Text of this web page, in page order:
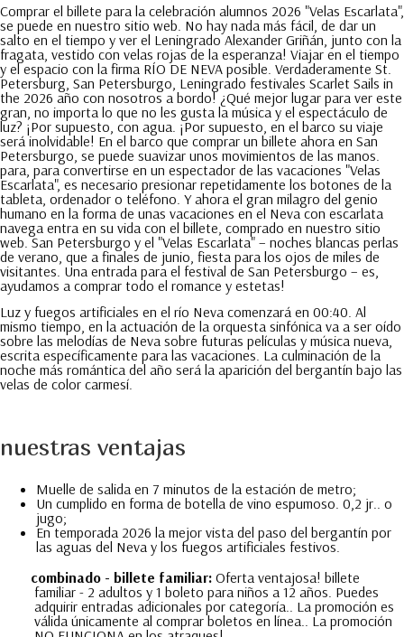
Comprar el billete para la celebración alumnos 2026 "Velas Escarlata",
se puede en nuestro sitio web. No hay nada más fácil, de dar un
salto en el tiempo y ver el Leningrado Alexander Griñán, junto con la
fragata, vestido con velas rojas de la esperanza! Viajar en el tiempo
y el espacio con la firma RÍO DE NEVA posible. Verdaderamente St.
Petersburg, San Petersburgo, Leningrado festivales Scarlet Sails in
the 2026 año con nosotros a bordo! ¿Qué mejor lugar para ver este
gran, no importa lo que no les gusta la música y el espectáculo de
luz? ¡Por supuesto, con agua. ¡Por supuesto, en el barco su viaje
será inolvidable! En el barco que comprar un billete ahora en San
Petersburgo, se puede suavizar unos movimientos de las manos.
para, para convertirse en un espectador de las vacaciones "Velas
Escarlata", es necesario presionar repetidamente los botones de la
tableta, ordenador o teléfono. Y ahora el gran milagro del genio
humano en la forma de unas vacaciones en el Neva con escarlata
navega entra en su vida con el billete, comprado en nuestro sitio
web. San Petersburgo y el "Velas Escarlata" – noches blancas perlas
de verano, que a finales de junio, fiesta para los ojos de miles de
visitantes. Una entrada para el festival de San Petersburgo – es,
ayudamos a comprar todo el romance y estetas!
Luz y fuegos artificiales en el río Neva comenzará en 00:40. Al
mismo tiempo, en la actuación de la orquesta sinfónica va a ser oído
sobre las melodías de Neva sobre futuras películas y música nueva,
escrita específicamente para las vacaciones. La culminación de la
noche más romántica del año será la aparición del bergantín bajo las
velas de color carmesí.
nuestras ventajas
Muelle de salida en 7 minutos de la estación de metro;
Un cumplido en forma de botella de vino espumoso. 0,2 jr.. o
jugo;
En temporada 2026 la mejor vista del paso del bergantín por
las aguas del Neva y los fuegos artificiales festivos.
combinado - billete familiar: Oferta ventajosa! billete
familiar - 2 adultos y 1 boleto para niños a 12 años. Puedes
adquirir entradas adicionales por categoría.. La promoción es
válida únicamente al comprar boletos en línea.. La promoción